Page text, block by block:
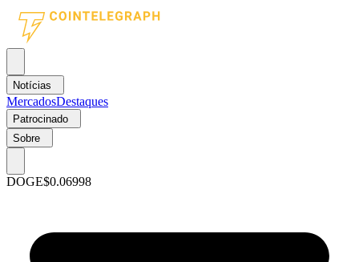
Notícias
MercadosDestaques
Patrocinado
Sobre
DOGE$0.06998